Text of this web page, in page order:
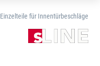
Einzelteile für Innentürbeschläge